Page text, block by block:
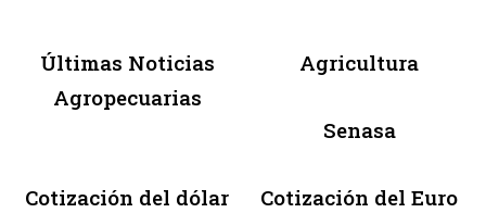
Últimas Noticias
Agropecuarias
Agricultura
Senasa
Cotización del dólar Cotización del Euro